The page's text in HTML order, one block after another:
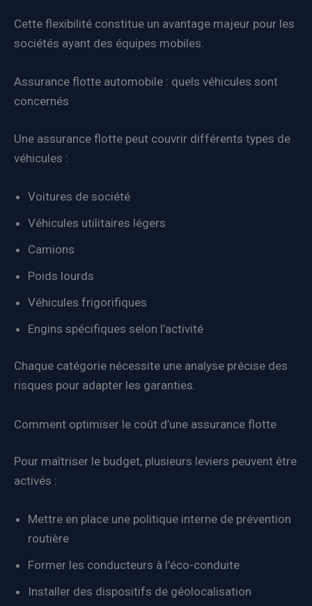
Cette flexibilité constitue un avantage majeur pour les
sociétés ayant des équipes mobiles.
Assurance flotte automobile : quels véhicules sont
concernés
Une assurance flotte peut couvrir différents types de
véhicules :
Voitures de société
Véhicules utilitaires légers
Camions
Poids lourds
Véhicules frigorifiques
Engins spécifiques selon l’activité
Chaque catégorie nécessite une analyse précise des
risques pour adapter les garanties.
Comment optimiser le coût d’une assurance flotte
Pour maîtriser le budget, plusieurs leviers peuvent être
activés :
Mettre en place une politique interne de prévention
routière
Former les conducteurs à l’éco-conduite
Installer des dispositifs de géolocalisation